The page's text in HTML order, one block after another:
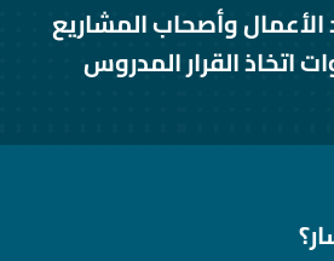
الأعمال وأصحاب المشاريع
اتخاذ القرار المدروس